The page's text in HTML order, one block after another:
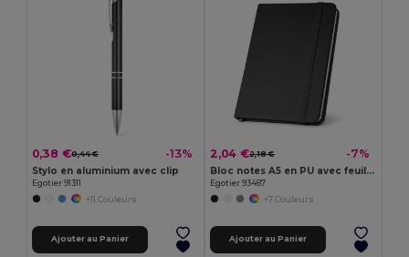
0,38 €0,44 € -13%
Stylo en aluminium avec clip
Egotier 91311
+11 Couleurs
Ajouter au Panier
2,04 €2,18 € -7%
Bloc notes A5 en PU avec feuilles unies
Egotier 93487
+7 Couleurs
Ajouter au Panier